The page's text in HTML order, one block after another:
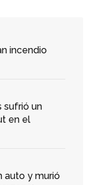
incendio
sufrió un
en el
auto y murió